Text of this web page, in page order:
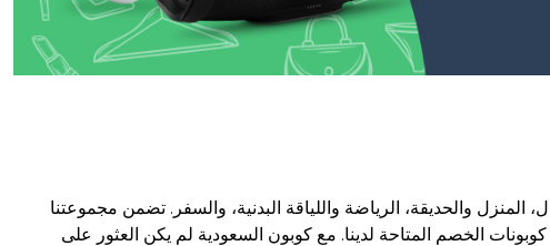
والحديقة، الرياضة واللياقة البدنية، والسفر. تضمن مجموعتنا
الخصم المتاحة لدينا. مع كوبون السعودية لم يكن العثور على